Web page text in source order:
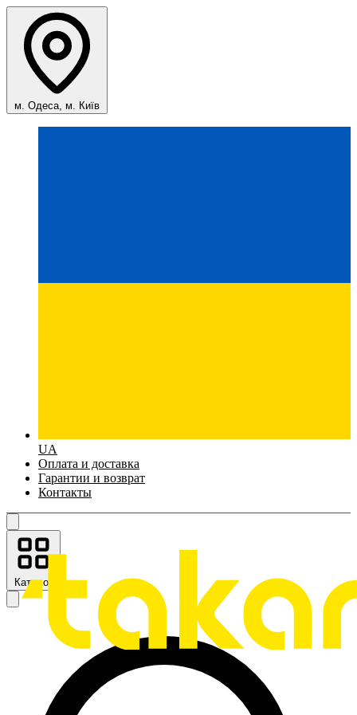
м. Одеса, м. Київ
UA
Оплата и доставка
Гарантии и возврат
Контакты
Каталог